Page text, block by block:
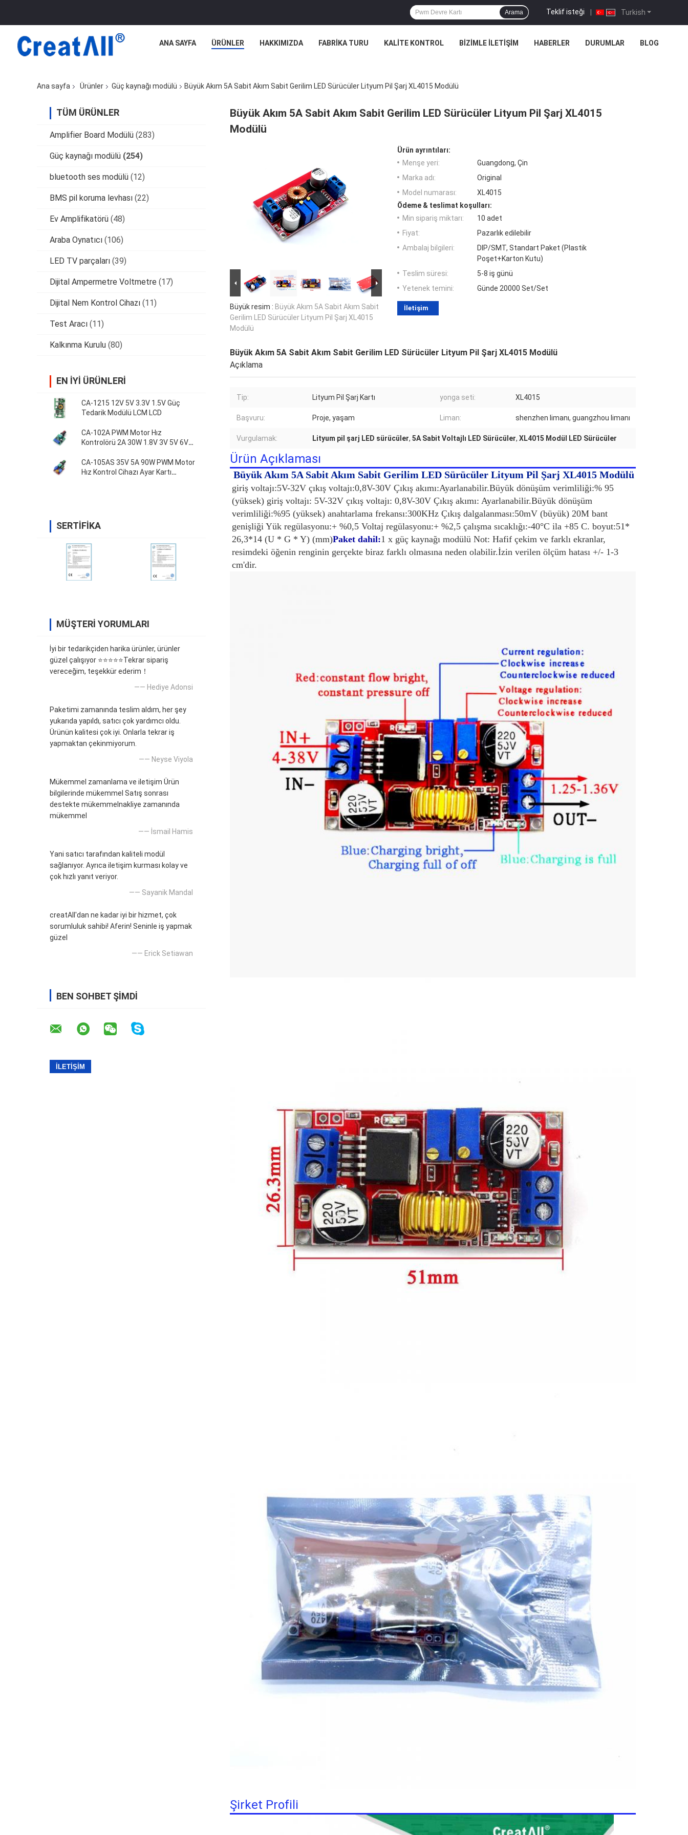
Turkish
Teklif isteği |
Arama
ANA SAYFA ÜRÜNLER HAKKIMIZDA FABRIKA TURU KALITE KONTROL BIZIMLE İLETIŞIM HABERLER DURUMLAR BLOG
Ana sayfa Ürünler Güç kaynağı modülü Büyük Akım 5A Sabit Akım Sabit Gerilim LED Sürücüler Lityum Pil Şarj XL4015 Modülü
TÜM ÜRÜNLER
Amplifier Board Modülü (283)
Güç kaynağı modülü (254)
bluetooth ses modülü (12)
BMS pil koruma levhası (22)
Ev Amplifikatörü (48)
Araba Oynatıcı (106)
LED TV parçaları (39)
Dijital Ampermetre Voltmetre (17)
Dijital Nem Kontrol Cihazı (11)
Test Aracı (11)
Kalkınma Kurulu (80)
EN IYI ÜRÜNLERI
CA-1215 12V 5V 3.3V 1.5V Güç
Tedarik Modülü LCM LCD
CA-102A PWM Motor Hız
Kontrolörü 2A 30W 1.8V 3V 5V 6V
CA-105AS 35V 5A 90W PWM Motor
Hız Kontrol Cihazı Ayar Kartı
SERTIFIKA
MÜŞTERI YORUMLARI
İyi bir tedarikçiden harika ürünler, ürünler
güzel çalışıyor ⭐⭐⭐⭐⭐Tekrar sipariş
vereceğim, teşekkür ederim！
—— Hediye Adonsi
Paketimi zamanında teslim aldım, her şey
yukarıda yapıldı, satıcı çok yardımcı oldu.
Ürünün kalitesi çok iyi. Onlarla tekrar iş
yapmaktan çekinmiyorum.
—— Neyse Viyola
Mükemmel zamanlama ve iletişim Ürün
bilgilerinde mükemmel Satış sonrası
destekte mükemmelnakliye zamanında
mükemmel
—— İsmail Hamis
Yani satıcı tarafından kaliteli modül
sağlanıyor. Ayrıca iletişim kurması kolay ve
çok hızlı yanıt veriyor.
—— Sayanik Mandal
creatAll'dan ne kadar iyi bir hizmet, çok
sorumluluk sahibi! Aferin! Seninle iş yapmak
güzel
—— Erick Setiawan
BEN SOHBET ŞIMDI
Büyük Akım 5A Sabit Akım Sabit Gerilim LED Sürücüler Lityum Pil Şarj XL4015
Modülü
Büyük resim : Büyük Akım 5A Sabit Akım Sabit
Gerilim LED Sürücüler Lityum Pil Şarj XL4015
Modülü
Ürün ayrıntıları:
Menşe yeri:
Guangdong, Çin
Marka adı:
Original
Model numarası:
XL4015
Ödeme & teslimat koşulları:
Min sipariş miktarı:
10 adet
Fiyat:
Pazarlık edilebilir
Ambalaj bilgileri:
DIP/SMT, Standart Paket (Plastik
Poşet+Karton Kutu)
Teslim süresi:
5-8 iş günü
Yetenek temini:
Günde 20000 Set/Set
İletişim
Büyük Akım 5A Sabit Akım Sabit Gerilim LED Sürücüler Lityum Pil Şarj XL4015 Modülü
Açıklama
Tip: Lityum Pil Şarj Kartı yonga seti: XL4015
Başvuru: Proje, yaşam Liman: shenzhen limanı, guangzhou limanı
Vurgulamak: Lityum pil şarj LED sürücüler, 5A Sabit Voltajlı LED Sürücüler, XL4015 Modül LED Sürücüler
Ürün Açıklaması
Büyük Akım 5A Sabit Akım Sabit Gerilim LED Sürücüler Lityum Pil Şarj XL4015 Modülü
giriş voltajı:5V-32V çıkış voltajı:0,8V-30V Çıkış akımı:Ayarlanabilir.Büyük dönüşüm verimliliği:% 95
(yüksek) giriş voltajı: 5V-32V çıkış voltajı: 0,8V-30V Çıkış akımı: Ayarlanabilir.Büyük dönüşüm
verimliliği:%95 (yüksek) anahtarlama frekansı:300KHz Çıkış dalgalanması:50mV (büyük) 20M bant
genişliği Yük regülasyonu:+ %0,5 Voltaj regülasyonu:+ %2,5 çalışma sıcaklığı:-40°C ila +85 C. boyut:51*
26,3*14 (U * G * Y) (mm)Paket dahil:1 x güç kaynağı modülü Not: Hafif çekim ve farklı ekranlar,
resimdeki öğenin renginin gerçekte biraz farklı olmasına neden olabilir.İzin verilen ölçüm hatası +/- 1-3
cm'dir.
Şirket Profili